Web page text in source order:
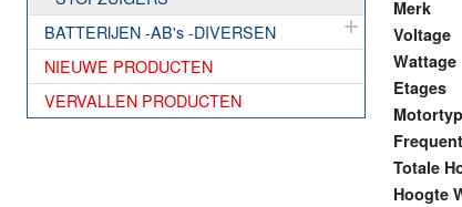
BATTERIJEN -AB's -DIVERSEN
NIEUWE PRODUCTEN
VERVALLEN PRODUCTEN
Merk
Voltage
Wattage
Etages
Totale
Hoogte